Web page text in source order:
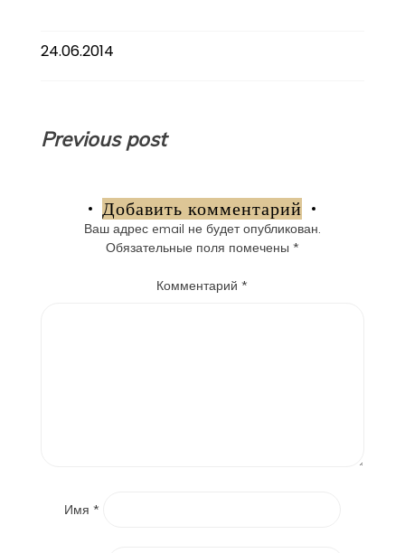
24.06.2014
Навигация
записям
Previous post
Добавить комментарий
Ваш адрес email не будет опубликован.
Обязательные поля помечены *
Комментарий*
Имя *